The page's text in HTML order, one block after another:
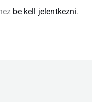
be kell jelentkezni.